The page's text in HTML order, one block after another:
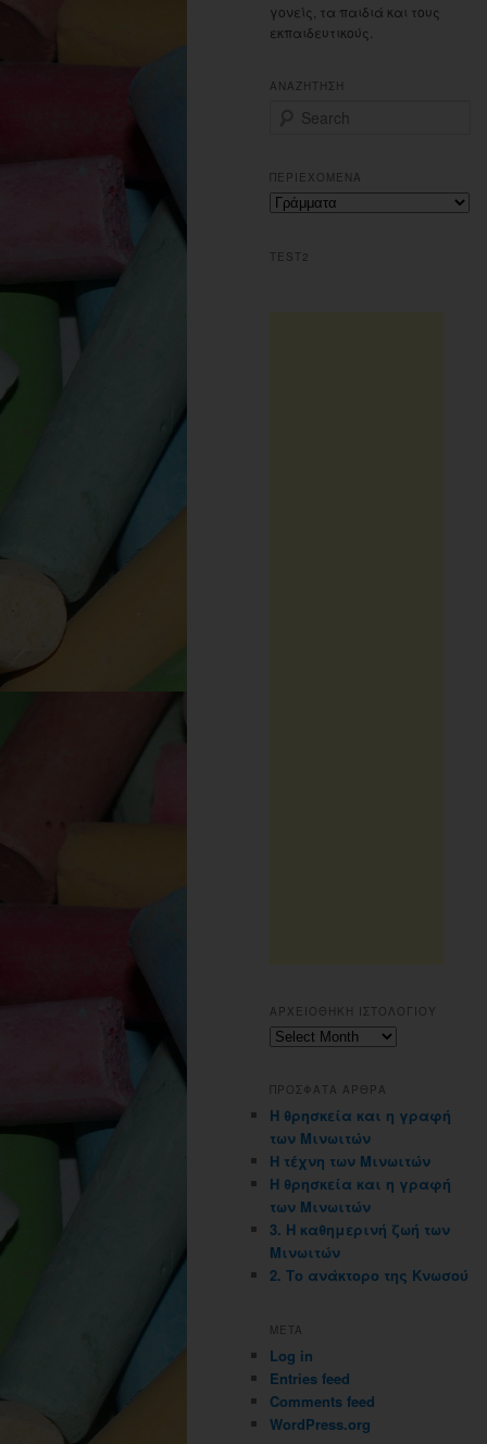
γονείς, τα παιδιά και τους
εκπαιδευτικούς.
ΑΝΑΖΗΤΗΣΗ
r
c
h
ΠΕΡΙΕΧΟΜΕΝΑ
Περιεχομενα
TEST2
ΑΡΧΕΙΟΘΗΚΗ ΙΣΤΟΛΟΓΙΟΥ
Αρχειοθηκη
ΠΡΟΣΦΑΤΑ ΑΡΘΡΑ
Η θρησκεία και η γραφή
των Μινωιτών
Η τέχνη των Μινωιτών
Η θρησκεία και η γραφή
των Μινωιτών
3. Η καθημερινή ζωή των
Μινωιτών
2. Το ανάκτορο της Κνωσού
META
Log in
Entries feed
Comments feed
WordPress.org